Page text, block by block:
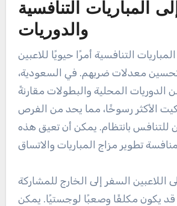
المباريات التنافسية
والدوريات
التنافسية أمرًا حيويًا للاعبين
وتحسين معدلات ضربهم. في السعودية،
المحلية والبطولات مقارنةً
الأكثر رسوخًا، مما يحد من الفرص
للتنافس بانتظام. يمكن أن تعيق هذه
اللاعبين السفر إلى الخارج للمشاركة
قد يكون مكلفًا وصعبًا لوجستيًا. يمكن